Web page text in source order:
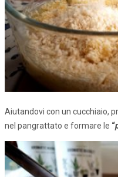
Aiutandovi con un cucchiaio,
nel pangrattato e formare le “